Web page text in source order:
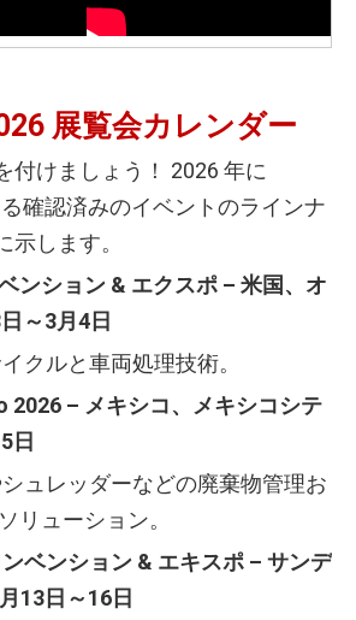
展覧会カレンダー
付けましょう！ 2026 年に
る確認済みのイベントのラインナ
示します。
ンション & エクスポ – 米国、オ
～3月4日
クルと車両処理技術。
2026 – メキシコ、メキシコシテ
日
ュレッダーなどの廃棄物管理お
リューション。
ベンション & エキスポ – サンデ
13日～16日